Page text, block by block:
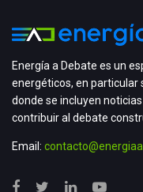
Energía a Debate es un
energéticos, en particular
donde se incluyen
contribuir al debate
Email: